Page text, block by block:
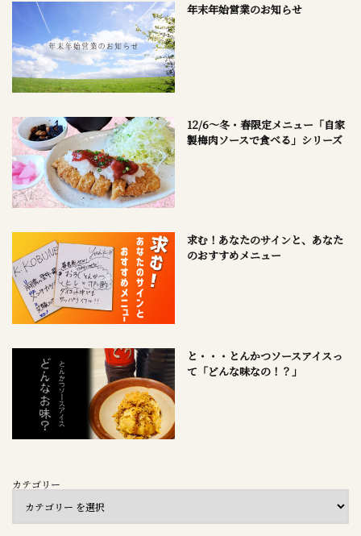
年末年始営業のお知らせ
12/6～冬・春限定メニュー「自家
製梅肉ソースで食べる」シリーズ
求む！あなたのサインと、あなた
のおすすめメニュー
と・・・とんかつソースアイスっ
て「どんな味なの！？」
カテゴリー